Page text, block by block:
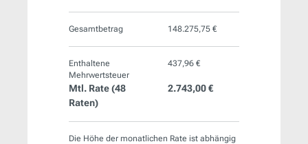
Gesamtbetrag 148.275,75 €
Enthaltene
Mehrwertsteuer
437,96 €
Mtl. Rate (48
Raten)
2.743,00 €
Die Höhe der monatlichen Rate ist abhängig